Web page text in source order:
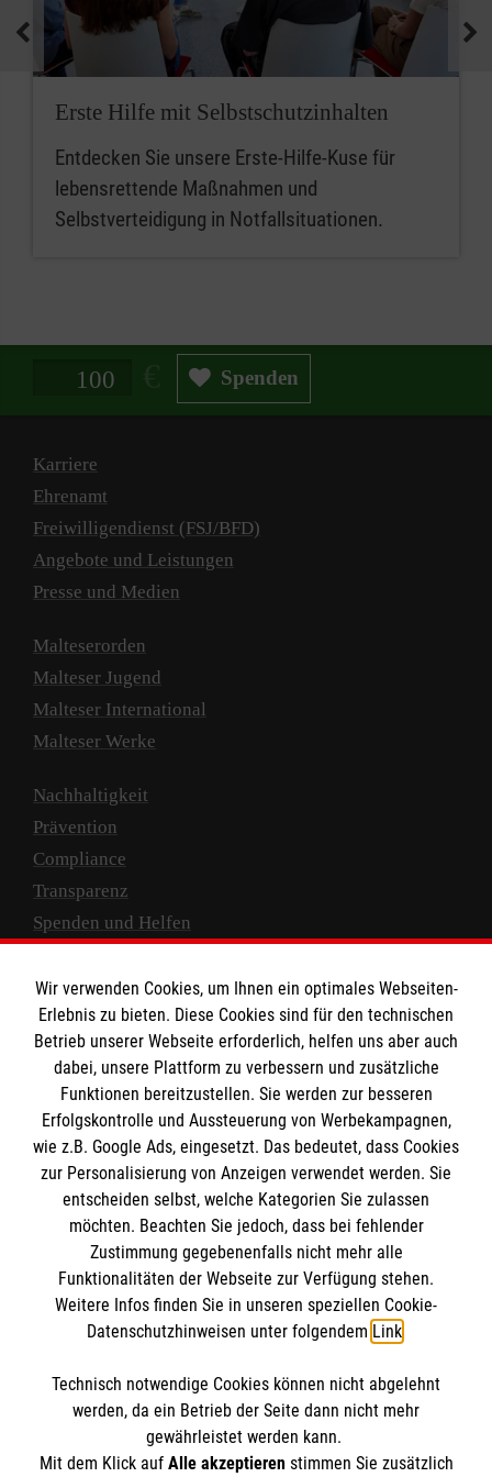
medizinische Geräte und koordinieren
Notfallmaßnahmen.
Zusammenfassend sind betriebliche
Ansprechpersonen für Erste Hilfe, während
Mitarbeitende im betrieblichen Sanitätsdienst
eine erweiterte Rolle bei der medizinischen
Erste Hilfe mit Selbstschutzinhalten
Entdecken Sie unsere Erste-Hilfe-Kuse für
lebensrettende Maßnahmen und
Selbstverteidigung in Notfallsituationen.
Spendenbetrag in Euro Spenden
Karriere
Ehrenamt
Freiwilligendienst (FSJ/BFD)
Angebote und Leistungen
Presse und Medien
Malteserorden
Malteser Jugend
Malteser International
Malteser Werke
Nachhaltigkeit
Prävention
Compliance
Transparenz
Spenden und Helfen
Empfänger: Malteser Hilfsdienst e.V.
IBAN: DE10 3706 0120 1201 2000 12
BIC: GENODED 1PA7
Newsletter abonnieren
Cookies verwalten|AGB|Impressum|Datenschutz
Barrierefreiheit |Kontakt| Sharepoint|Mediathek
Wir verwenden Cookies, um Ihnen ein optimales Webseiten-
Erlebnis zu bieten. Diese Cookies sind für den technischen
Betrieb unserer Webseite erforderlich, helfen uns aber auch
dabei, unsere Plattform zu verbessern und zusätzliche
Funktionen bereitzustellen. Sie werden zur besseren
Erfolgskontrolle und Aussteuerung von Werbekampagnen,
wie z.B. Google Ads, eingesetzt. Das bedeutet, dass Cookies
zur Personalisierung von Anzeigen verwendet werden. Sie
entscheiden selbst, welche Kategorien Sie zulassen
möchten. Beachten Sie jedoch, dass bei fehlender
Zustimmung gegebenenfalls nicht mehr alle
Funktionalitäten der Webseite zur Verfügung stehen.
Weitere Infos finden Sie in unseren speziellen Cookie-
Datenschutzhinweisen unter folgendem Link.
Technisch notwendige Cookies können nicht abgelehnt
werden, da ein Betrieb der Seite dann nicht mehr
gewährleistet werden kann.
Mit dem Klick auf Alle akzeptierenstimmen Sie zusätzlich